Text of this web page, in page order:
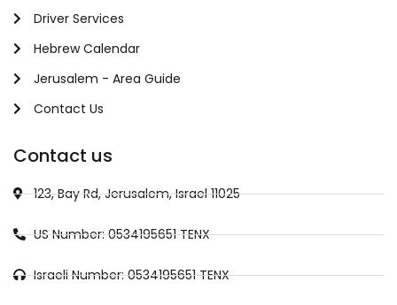
Driver Services
Hebrew Calendar
Jerusalem - Area Guide
Contact Us
Contact us
123, Bay Rd, Jerusalem, Israel 11025
US Number: 0534195651 TENX
Israeli Number: 0534195651 TENX